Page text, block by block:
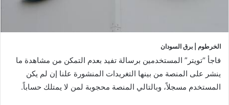
الخرطوم | برق السودان
فاجأ “تويتر” المستخدمين برسالة تفيد بعدم التمكن من مشاهدة ما
ينشر على المنصة من بينها التغريدات المنشورة علنا إن لم يكن
المستخدم مسجلاً، وبالتالي المنصة محجوبة لمن لا يمتلك حساباً.